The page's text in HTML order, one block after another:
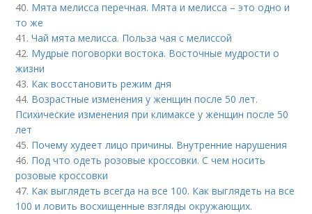
40. Мята мелисса перечная. Мята и мелисса – это одно и
то же
41.Чай мята мелисса. Польза чая с мелиссой
42. Мудрые поговорки востока. Восточные мудрости о
жизни
43. Как восстановить режим дня
44. Возрастные изменения у женщин после 50 лет.
Психические изменения при климаксе у женщин после 50
лет
45. Почему худеет лицо причины. Внутренние нарушения
46. Под что одеть розовые кроссовки. С чем носить
розовые кроссовки
47. Как выглядеть всегда на все 100. Как выглядеть на все
100 и ловить восхищенные взгляды окружающих.